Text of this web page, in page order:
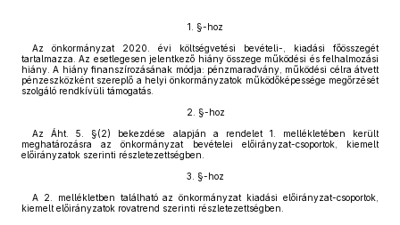
1. §-hoz
Az önkormányzat 2020. évi költségvetési bevételi-, kiadási főösszegét
tartalmazza. Az esetlegesen jelentkező hiány összege működési és felhalmozási
hiány. A hiány finanszírozásának módja: pénzmaradvány, működési célra átvett
pénzeszközként szereplő a helyi önkormányzatok működőképessége megőrzését
szolgáló rendkívüli támogatás.
2. §-hoz
Az Áht. 5. §(2) bekezdése alapján a rendelet 1. mellékletében került
meghatározásra az önkormányzat bevételei előirányzat-csoportok, kiemelt
előirányzatok szerinti részletezettségben.
3. §-hoz
A 2. mellékletben található az önkormányzat kiadási előirányzat-csoportok,
kiemelt előirányzatok rovatrend szerinti részletezettségben.